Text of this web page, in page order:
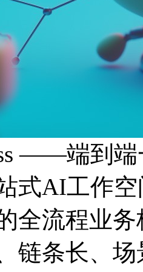
——端到
式AI工作
全流程业务
、链条长